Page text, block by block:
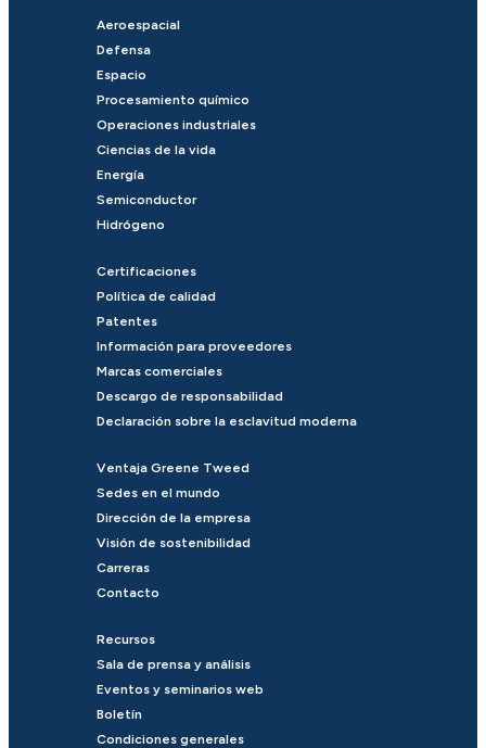
Aeroespacial
Defensa
Espacio
Procesamiento químico
Operaciones industriales
Ciencias de la vida
Energía
Semiconductor
Hidrógeno
Certificaciones
Política de calidad
Patentes
Información para proveedores
Marcas comerciales
Descargo de responsabilidad
Declaración sobre la esclavitud moderna
Ventaja Greene Tweed
Sedes en el mundo
Dirección de la empresa
Visión de sostenibilidad
Carreras
Contacto
Recursos
Sala de prensa y análisis
Eventos y seminarios web
Boletín
Condiciones generales